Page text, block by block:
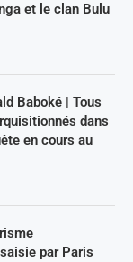
et le clan Bulu
Baboké | Tous
dans
en cours au
par Paris